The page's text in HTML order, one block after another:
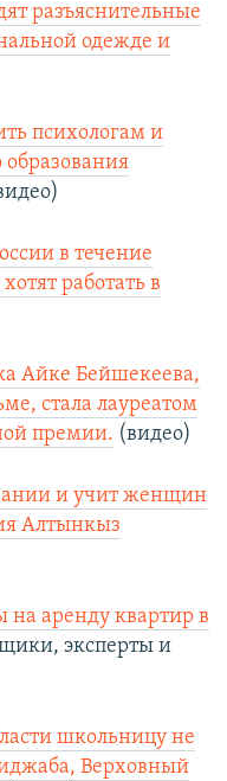
разъяснительные
одежде и
психологам и
образования
в течение
работать в
Айке Бейшекеева,
стала лауреатом
премии. (видео)
и учит женщин
Алтынкыз
на аренду квартир в
эксперты и
школьницу не
Верховный